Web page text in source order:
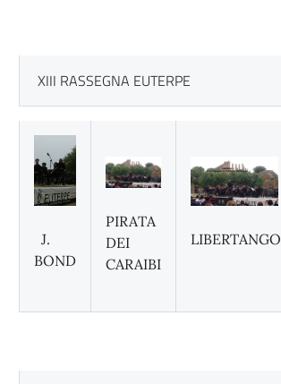
XIII RASSEGNA EUTERPE
J.
BOND
PIRATA
DEI
CARAIBI
LIBERTANGO